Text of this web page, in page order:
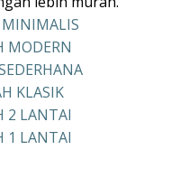
MODERN
KLASIK
2 LANTAI
1 LANTAI